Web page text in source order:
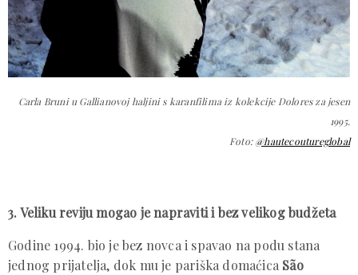
Carla Bruni u Gallianovoj haljini s karanfilima iz kolekcije Doloresza jesen
1995.
Foto:@hautecoutureglobal
3. Veliku reviju mogao je napraviti i bez velikog budžeta
Godine 1994. bio je bez novca i spavao na podu stana
jednog prijatelja, dok mu je pariška domaćica São